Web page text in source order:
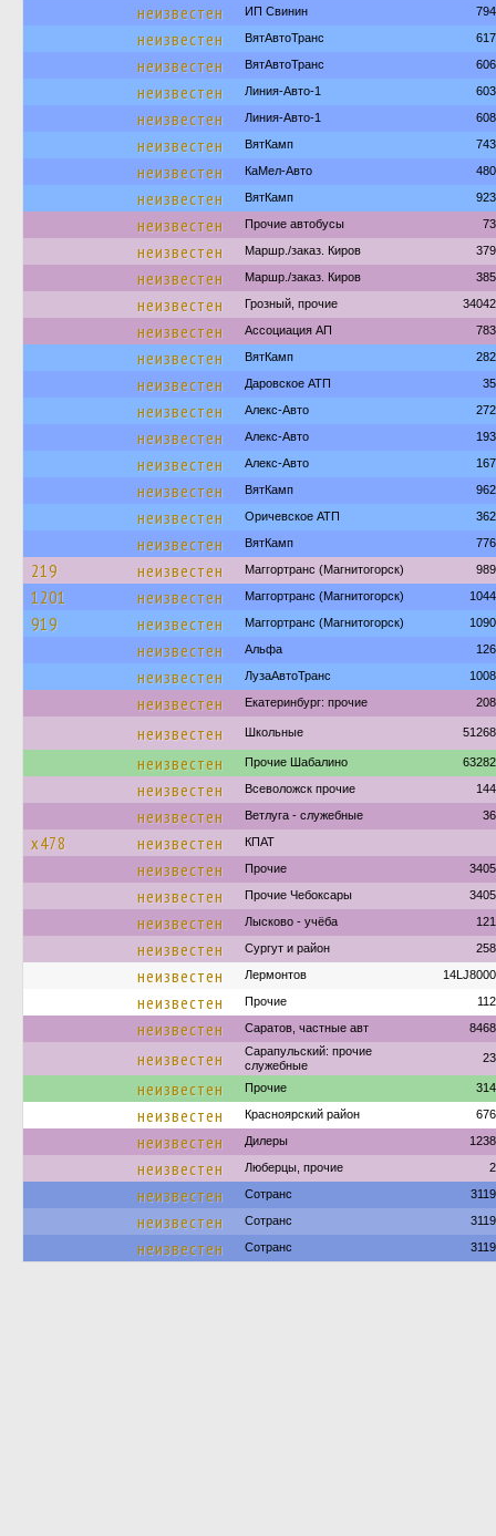
неизвестен ИП Свинин
неизвестен ВятАвтоТранс
неизвестен ВятАвтоТранс
неизвестен Линия-Авто-1
неизвестен Линия-Авто-1
неизвестен ВятКамп
неизвестен КаМел-Авто
неизвестен ВятКамп
неизвестен Прочие автобусы
неизвестен Маршр./заказ. Киров
неизвестен Маршр./заказ. Киров
неизвестен Грозный, прочие
неизвестен Ассоциация АП
неизвестен ВятКамп
неизвестен Даровское АТП
неизвестен Алекс-Авто
неизвестен Алекс-Авто
неизвестен Алекс-Авто
неизвестен ВятКамп
неизвестен Оричевское АТП
неизвестен ВятКамп
219 неизвестен Маггортранс (Магнитогорск)
1201 неизвестен Маггортранс (Магнитогорск)
919 неизвестен Маггортранс (Магнитогорск)
неизвестен Альфа
неизвестен ЛузаАвтоТранс
неизвестен Екатеринбург: прочие
неизвестен Школьные
неизвестен Прочие Шабалино
неизвестен Всеволожск прочие
неизвестен Ветлуга - служебные
х478 неизвестен КПАТ
неизвестен Прочие
неизвестен Прочие Чебоксары
неизвестен Лысково - учёба
неизвестен Сургут и район
неизвестен Лермонтов
неизвестен Прочие
неизвестен Саратов, частные авт
неизвестен
Сарапульский: прочие
служебные
неизвестен Прочие
неизвестен Красноярский район
неизвестен Дилеры
неизвестен Люберцы, прочие
неизвестен Сотранс
неизвестен Сотранс
неизвестен Сотранс